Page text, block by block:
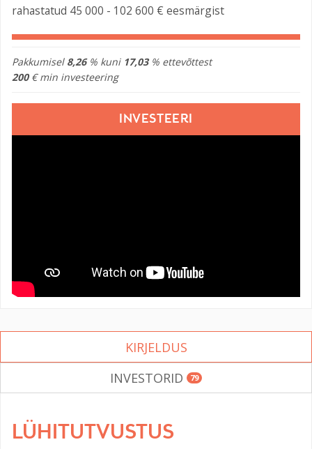
rahastatud 45 000 - 102 600 € eesmärgist
Pakkumisel 8,26% kuni 17,03% ettevõttest
200€ min investeering
INVESTEERI
KIRJELDUS
INVESTORID 79
LÜHITUTVUSTUS